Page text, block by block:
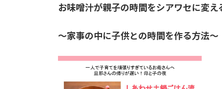
お味噌汁が親子の時間をシアワセに変え
～家事の中に子供との時間を作る方法